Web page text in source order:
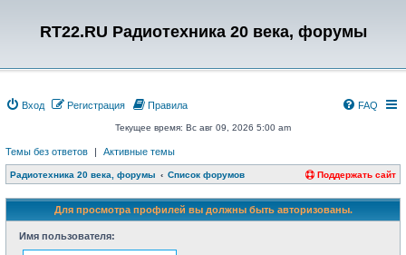
RT22.RU Радиотехника 20 века, форумы
Вход Регистрация FAQ
Правила
Текущее время: Вс авг 09, 2026 5:00 am
Темы без ответов | Активные темы
Радиотехника 20 века, форумы Список форумов Поддержать сайт
Для просмотра профилей вы должны быть авторизованы.
Имя пользователя: